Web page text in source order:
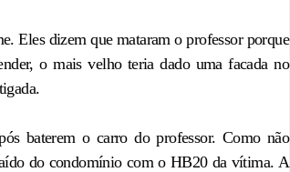
Eles dizem que mataram o professor porque
o mais velho teria dado uma facada no
baterem o carro do professor. Como não
do condomínio com o HB20 da vítima. A